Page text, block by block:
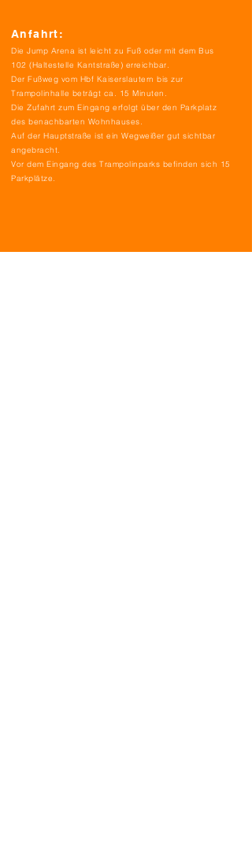
Anfahrt:
Die Jump Arena ist leicht zu Fuß oder mit dem Bus
102 (Haltestelle Kantstraße) erreichbar.
Der Fußweg vom Hbf Kaiserslautern bis zur
Trampolinhalle beträgt ca. 15 Minuten.
Die Zufahrt zum Eingang erfolgt über den Parkplatz
des benachbarten Wohnhauses.
Auf der Hauptstraße ist ein Wegweißer gut sichtbar
angebracht.
Vor dem Eingang des Trampolinparks befinden sich 15
Parkplätze.